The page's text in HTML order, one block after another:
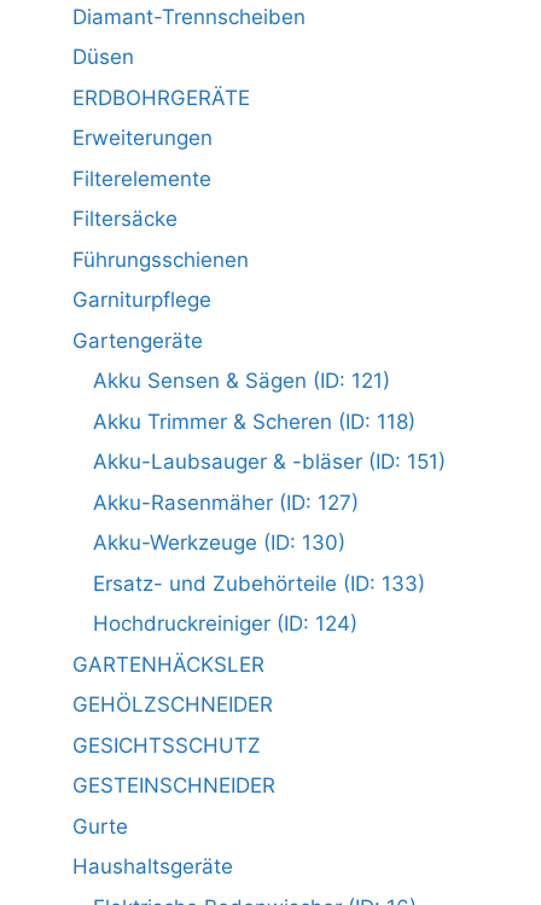
Diamant-Trennscheiben
Düsen
ERDBOHRGERÄTE
Erweiterungen
Filterelemente
Filtersäcke
Führungsschienen
Garniturpflege
Gartengeräte
Akku Sensen & Sägen (ID: 121)
Akku Trimmer & Scheren (ID: 118)
Akku-Laubsauger & -bläser (ID: 151)
Akku-Rasenmäher (ID: 127)
Akku-Werkzeuge (ID: 130)
Ersatz- und Zubehörteile (ID: 133)
Hochdruckreiniger (ID: 124)
GARTENHÄCKSLER
GEHÖLZSCHNEIDER
GESICHTSSCHUTZ
GESTEINSCHNEIDER
Gurte
Haushaltsgeräte